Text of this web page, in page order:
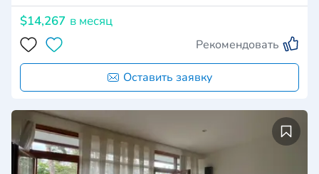
$14,267 в месяц
Рекомендовать
Оставить заявку